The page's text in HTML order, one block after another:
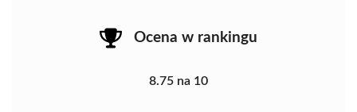
Ocena w rankingu
8.75 na 10